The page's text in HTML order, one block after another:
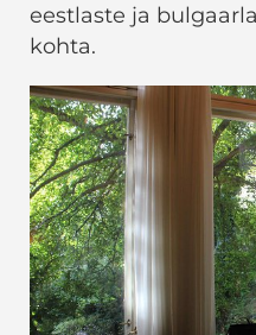
eestlaste ja
kohta.